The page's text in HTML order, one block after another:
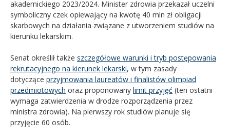
akademickiego 2023/2024. Minister zdrowia przekazał uczelni
symboliczny czek opiewający na kwotę 40 mln zł obligacji
skarbowych na działania związane z utworzeniem studiów na
kierunku lekarskim.
Senat określił także szczegółowe warunki i tryb postępowania
rekrutacyjnego na kierunek lekarski, w tym zasady
dotyczące przyjmowania laureatów i finalistów olimpiad
przedmiotowych oraz proponowany limit przyjęć (ten ostatni
wymaga zatwierdzenia w drodze rozporządzenia przez
ministra zdrowia). Na pierwszy rok studiów planuje się
przyjęcie 60 osób.